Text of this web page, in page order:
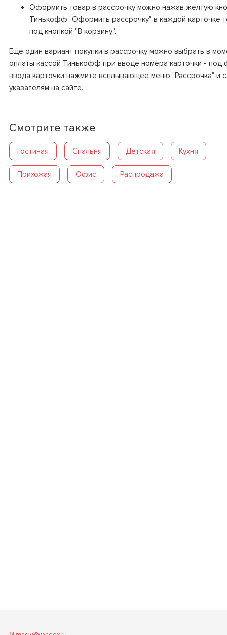
Оформить товар в рассрочку можно нажав желтую
Тинькофф "Оформить рассрочку" в каждой карточке
под кнопкой "В корзину".
Еще один вариант покупки в рассрочку можно выбрать в
оплаты кассой Тинькофф при вводе номера карточки - под
ввода карточки нажмите всплывающее меню "Рассрочка" и
указателям на сайте.
Смотрите также
Гостиная Спальня Детская Кухня
Прихожая Офис Распродажа